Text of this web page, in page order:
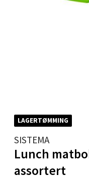
LAGERTØMMING
SISTEMA
Lunch
assortert
Karmsund
Åpent i dag 10-20
0 i butikk